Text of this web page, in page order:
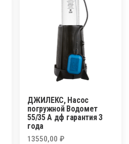
ДЖИЛЕКС, Насос
погружной Водомет
55/35 А дф гарантия 3
года
13550,00₽